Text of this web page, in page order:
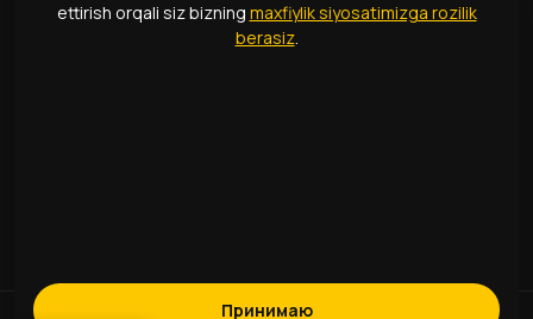
Evakuator turlari
ettirish orqali siz bizning maxfiylik siyosatimizga rozilik
berasiz.
Принимаю